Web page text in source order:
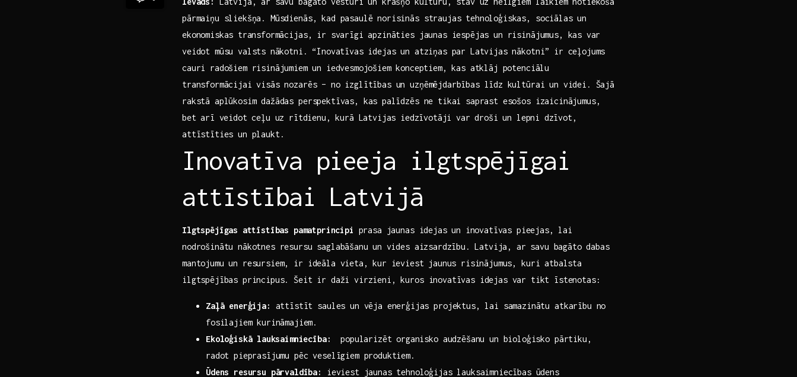
pārmaiņu sliekšņa. Mūsdienās,‌ kad pasaulē norisinās straujas tehnoloģiskas, sociālas un‌
ekonomiskas⁣ transformācijas, ir svarīgi​ apzināties‍ jaunas ‍iespējas un risinājumus, kas ⁤var
veidot mūsu valsts⁣ nākotni. “Inovatīvas idejas un atziņas par Latvijas nākotni” ir ceļojums
cauri radošiem risinājumiem ⁣un iedvesmojošiem⁢ konceptiem, ‌kas atklāj potenciālu
transformācijai visās​ nozarēs – no izglītības un uzņēmējdarbības līdz ⁣kultūrai un videi. ‍Šajā​
rakstā aplūkosim dažādas perspektīvas, kas ⁤palīdzēs ne​ tikai saprast esošos izaicinājumus,
bet ⁢arī veidot ceļu uz⁢ rītdienu, kurā Latvijas⁣ iedzīvotāji var droši un⁤ lepni ⁤dzīvot,
attīstīties un plaukt.
Inovatīva pieeja ilgtspējīgai
attīstībai Latvijā
Ilgtspējīgas⁢ attīstības ⁢pamatprincipi prasa jaunas ‌idejas ⁤un inovatīvas ⁢pieejas, lai
nodrošinātu nākotnes resursu saglabāšanu ⁢un⁣ vides aizsardzību.⁢ Latvija,⁤ ar savu bagāto⁢ dabas
mantojumu un resursiem, ir ideāla ‍vieta, ⁤kur ieviest ⁢jaunus risinājumus, kuri atbalsta
ilgtspējības principus. ‍Šeit ir daži virzieni, kuros inovatīvas idejas var⁤ tikt īstenotas:
Zaļā enerģija:
attīstīt saules un vēja enerģijas ‌projektus, lai ‌samazinātu atkarību no
fosilajiem kurināmajiem.
Ekoloģiskā⁢ lauksaimniecība:
‌ popularizēt organisko audzēšanu un bioloģisko pārtiku,
radot pieprasījumu pēc veselīgiem produktiem.
Ūdens ​resursu pārvaldība:
ieviest‍ jaunas tehnoloģijas lauksaimniecības ūdens